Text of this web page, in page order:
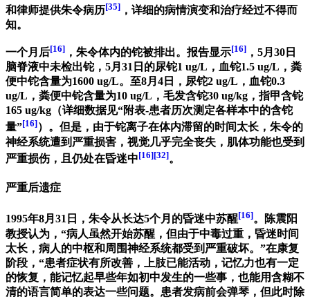
和律师提供朱令病历[35] ，详细的病情演变和治疗经过不得而
知。
一个月后[16] ，朱令体内的铊被排出。报告显示[16] ，5月30日
脑脊液中未检出铊，5月31日的尿铊1 ug/L，血铊1.5 ug/L，粪
便中铊含量为1600 ug/L。至8月4日，尿铊2 ug/L，血铊0.3
ug/L，粪便中铊含量为10 ug/L，毛发含铊30 ug/kg，指甲含铊
165 ug/kg（详细数据见“附表-患者历次测定各样本中的含铊
量”[16]）。但是，由于铊离子在体内滞留的时间太长，朱令的
神经系统遭到严重损害，视觉几乎完全丧失，肌体功能也受到
严重损伤，且仍处在昏迷中[16][32]。
严重后遗症
1995年8月31日，朱令从长达5个月的昏迷中苏醒[16]。陈震阳
教授认为，“病人虽然开始苏醒，但由于中毒过重，昏迷时间
太长，病人的中枢和周围神经系统都受到严重破坏。”在康复
阶段，“患者症状有所改善，上肢已能活动，记忆力也有一定
的恢复，能记忆起早些年如初中发生的一些事，也能用含糊不
清的语言简单的表达一些问题。患者发病前会弹琴，但此时除